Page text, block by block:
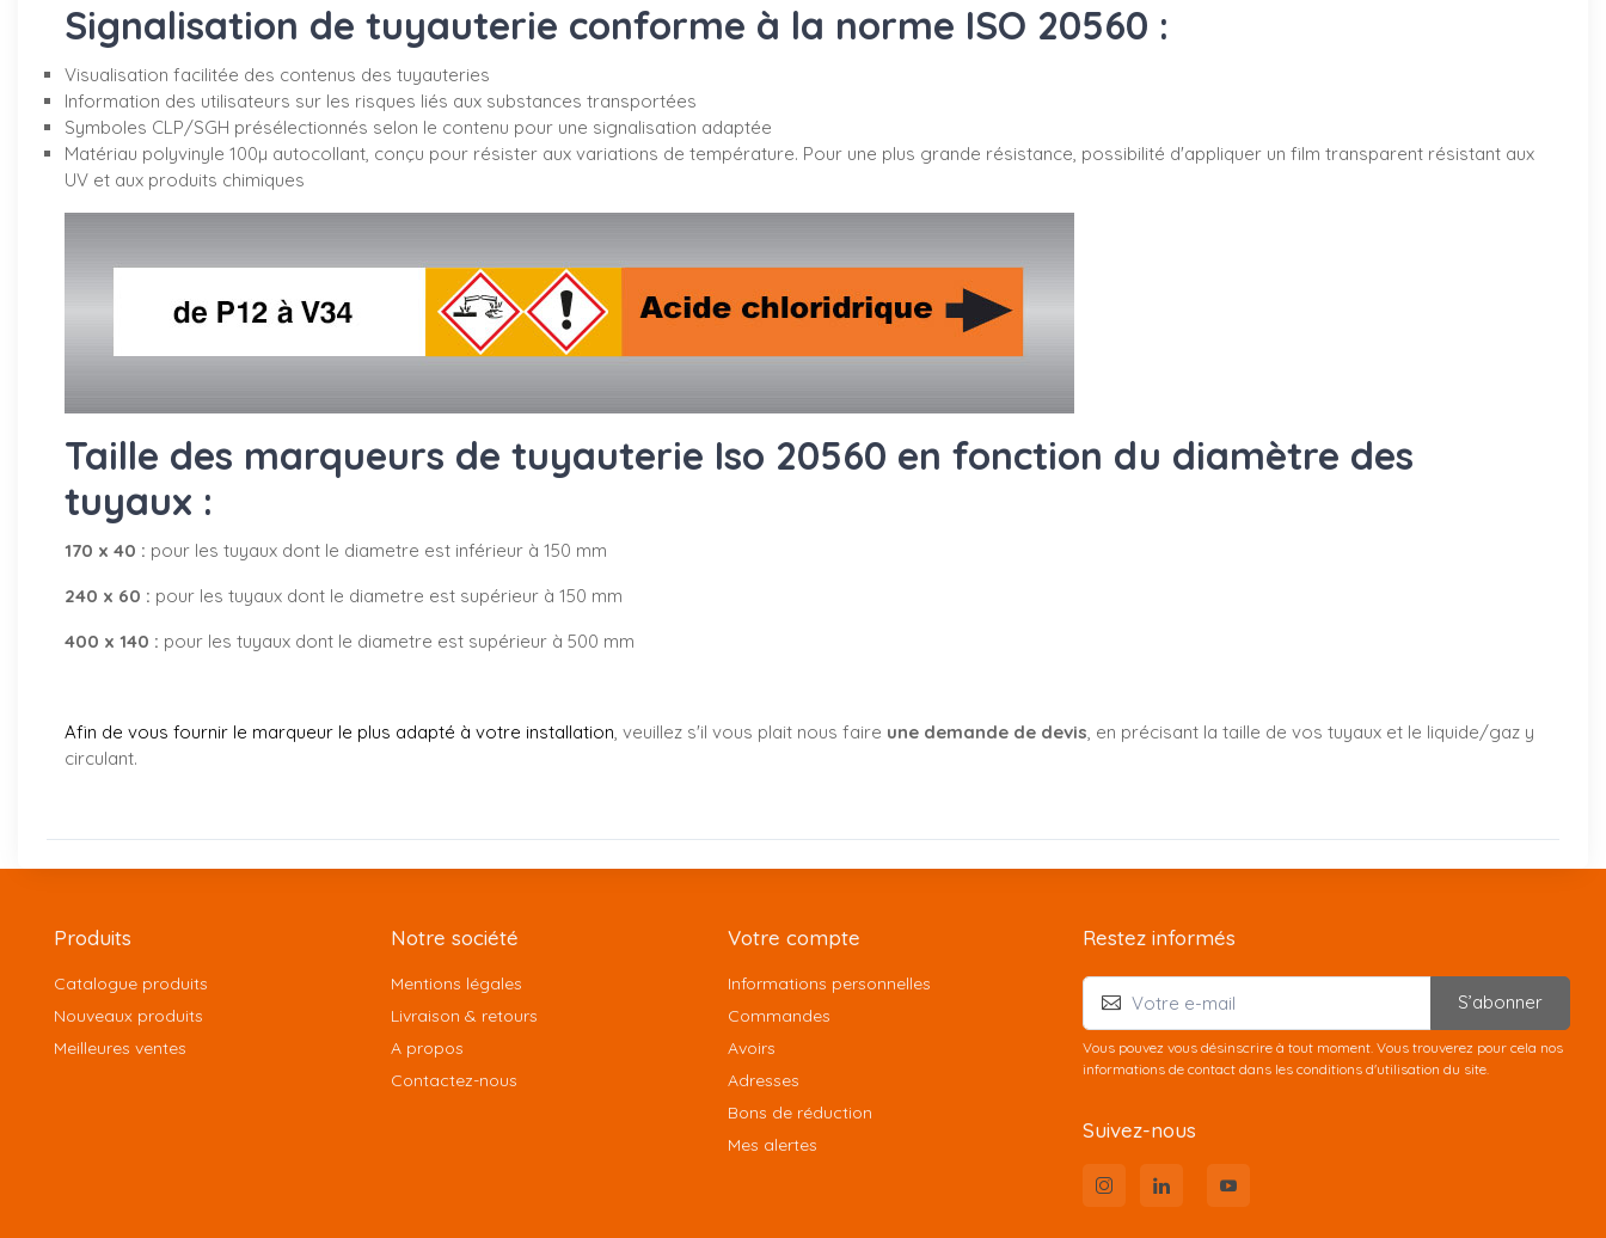
Signalisation de tuyauterie conforme à la norme ISO 20560 :
Visualisation facilitée des contenus des tuyauteries
Information des utilisateurs sur les risques liés aux substances transportées
Symboles CLP/SGH présélectionnés selon le contenu pour une signalisation adaptée
Matériau polyvinyle 100µ autocollant, conçu pour résister aux variations de température. Pour une plus grande résistance, possibilité d'appliquer un film transparent résistant aux
UV et aux produits chimiques
Taille des marqueurs de tuyauterie Iso 20560 en fonction du diamètre des
tuyaux :
170 x 40 : pour les tuyaux dont le diametre est inférieur à 150 mm
240 x 60 : pour les tuyaux dont le diametre est supérieur à 150 mm
400 x 140 : pour les tuyaux dont le diametre est supérieur à 500 mm
Afin de vous fournir le marqueur le plus adapté à votre installation, veuillez s'il vous plait nous faire une demande de devis, en précisant la taille de vos tuyaux et le liquide/gaz y
circulant.
Produits
Catalogue produits
Nouveaux produits
Meilleures ventes
Notre société
Mentions légales
Livraison & retours
A propos
Contactez-nous
Votre compte
Informations personnelles
Commandes
Avoirs
Adresses
Bons de réduction
Mes alertes
Restez informés
S’abonner
Vous pouvez vous désinscrire à tout moment. Vous trouverez pour cela nos
informations de contact dans les conditions d'utilisation du site.
Suivez-nous